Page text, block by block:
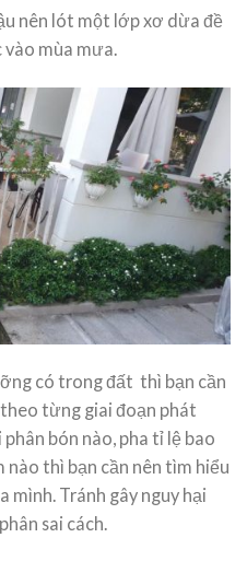
nên lót một lớp xơ dừa đề
mùa mưa.
có trong đất thì bạn cần
theo từng giai đoạn phát
bón nào, pha tỉ lệ bao
thì bạn cần nên tìm hiểu
mình. Tránh gây nguy hại
sai cách.